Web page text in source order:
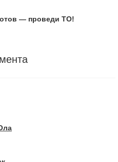
— проведи ТО!